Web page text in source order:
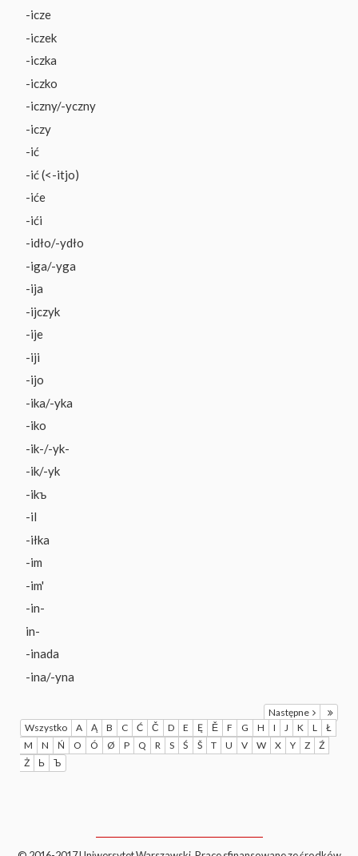
-icze
-iczek
-iczka
-iczko
-iczny/-yczny
-iczy
-ić
-ić (<-itjo)
-iće
-ići
-idło/-ydło
-iga/-yga
-ija
-ijczyk
-ije
-iji
-ijo
-ika/-yka
-iko
-ik-/-yk-
-ik/-yk
-ikъ
-il
-iłka
-im
-im'
-in-
in-
-inada
-ina/-yna
Następne
Wszystko
A Ą B C Ć Č D E Ę Ě F G H I J K L
Ł
M
N Ń O Ó Ø P Q R S Ś Š T U V W X Y Z
Ź
Ż
Ь Ъ